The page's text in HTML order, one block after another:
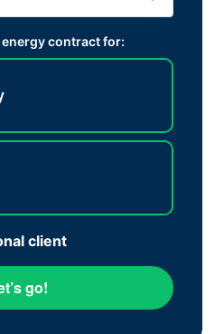
contract for:
client
go!